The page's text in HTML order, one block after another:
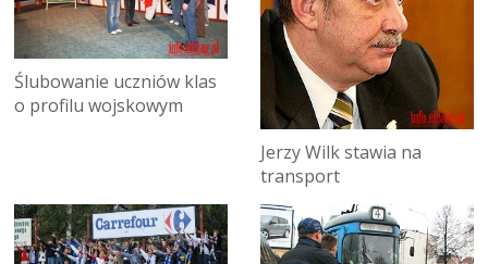
Ślubowanie uczniów klas
o profilu wojskowym
Jerzy Wilk stawia na
transport